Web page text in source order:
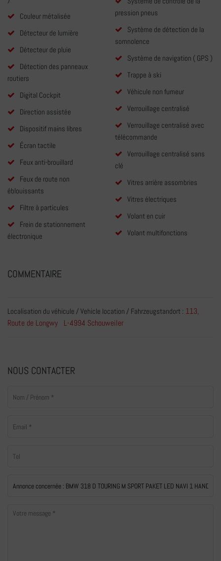
Couleur métalisée
Détecteur de lumière
Détecteur de pluie
Détection des panneaux
routiers
Digital Cockpit
Direction assistée
Dispositif mains libres
Écran tactile
Feux anti-brouillard
Feux de route non
éblouissants
Filtre à particules
Frein de stationnement
électronique
pression pneus
Système de détection de la
somnolence
Système de navigation ( GPS )
Trappe à ski
Véhicule non fumeur
Verrouillage centralisé
Verrouillage centralisé avec
télécommande
Verrouillage centralisé sans
clé
Vitres arrière assombries
Vitres électriques
Volant en cuir
Volant multifonctions
COMMENTAIRE
Localisation du véhicule / Vehicle location / Fahrzeugstandort : 113,
Route de Longwy L-4994 Schouweiler
NOUS CONTACTER